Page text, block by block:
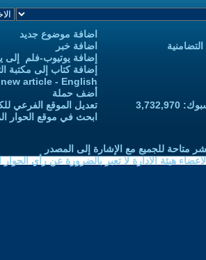
اضافة موضوع جديد
اضافة خبر
إضافة يوتيوب-فلم إلى
إضافة كتاب إلى مكتبة
article - English
أضف حملة
تعديل الموقع الفرعي
ابحث في موقع الحوار
متاحة للجميع مع الإشارة إلى المصدر
هيئة الادارة لا تعبر بالضرورة عن رأي الحوار